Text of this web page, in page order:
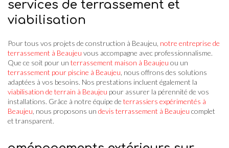
services de terrassement et
viabilisation
Pour tous vos projets de construction à Beaujeu, notre entreprise de
terrassement à Beaujeu vous accompagne avec professionnalisme.
Que ce soit pour un terrassement maison à Beaujeu ou un
terrassement pour piscine à Beaujeu , nous offrons des solutions
adaptées à vos besoins. Nos prestations incluent également la
viabilisation de terrain à Beaujeu pour assurer la pérennité de vos
installations. Grâce à notre équipe de terrassiers expérimentés à
Beaujeu , nous proposons un devis terrassement à Beaujeu complet
et transparent.